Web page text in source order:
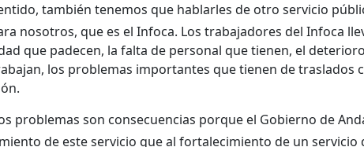
también tenemos que hablarles de otro servicio
nosotros, que es el Infoca. Los trabajadores del Infoca
que padecen, la falta de personal que tienen, el
los problemas importantes que tienen de traslados
problemas son consecuencias porque el Gobierno de
de este servicio que al fortalecimiento de un servicio